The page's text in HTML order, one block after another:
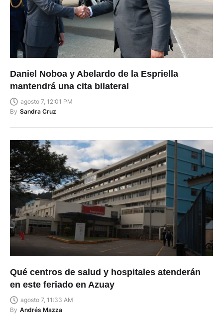
Daniel Noboa y Abelardo de la Espriella
mantendrá una cita bilateral
agosto 7, 12:01 PM
By Sandra Cruz
Qué centros de salud y hospitales atenderán
en este feriado en Azuay
agosto 7, 11:33 AM
By Andrés Mazza